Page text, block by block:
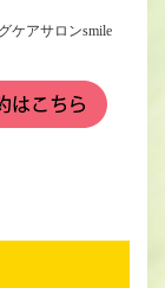
ケアサロンsmile